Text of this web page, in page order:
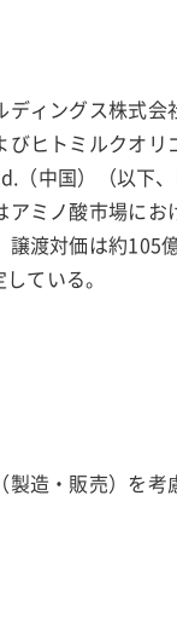
ィングス株式
ヒトミルクオ
中国）（以下
ミノ酸市場に
渡対価は約
ている。
造・販売）を